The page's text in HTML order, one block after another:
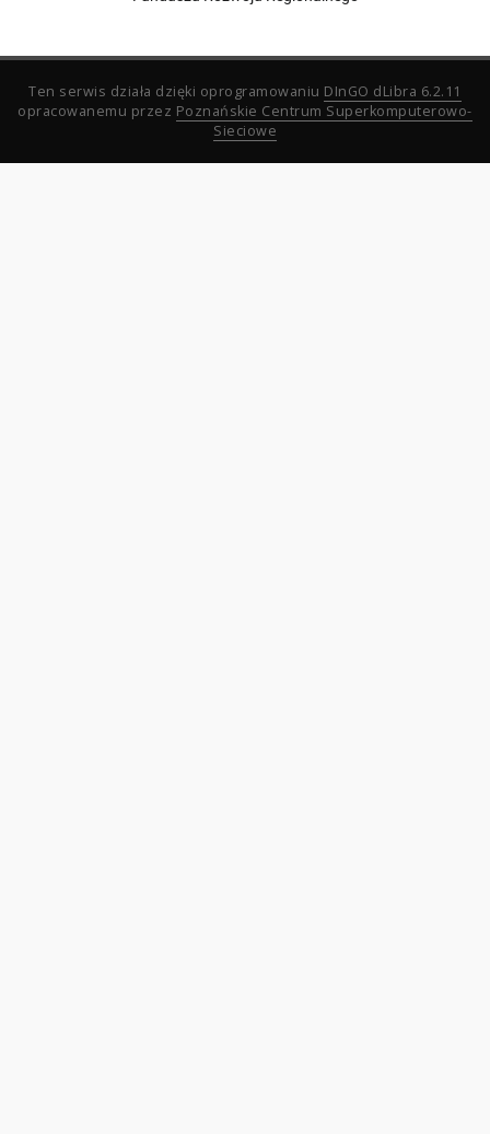
Ten serwis działa dzięki oprogramowaniu DInGO dLibra 6.2.11
opracowanemu przez Poznańskie Centrum Superkomputerowo-
Sieciowe